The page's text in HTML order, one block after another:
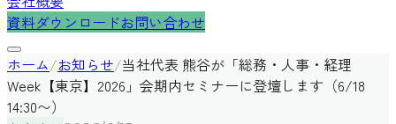
資料ダウンロードお問い合わせ
ホーム/お知らせ/当社代表 熊谷が「総務・人事・経理
Week【東京】2026」会期内セミナーに登壇します（6/18
14:30〜）